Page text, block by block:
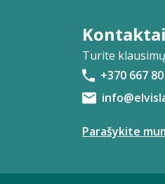
Kontaktai
Turite
+370 667 80
Parašykite